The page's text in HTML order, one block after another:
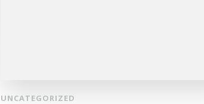
UNCATEGORIZED